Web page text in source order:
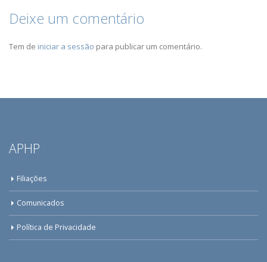
Deixe um comentário
Tem de iniciar a sessão para publicar um comentário.
APHP
Filiações
Comunicados
Política de Privacidade